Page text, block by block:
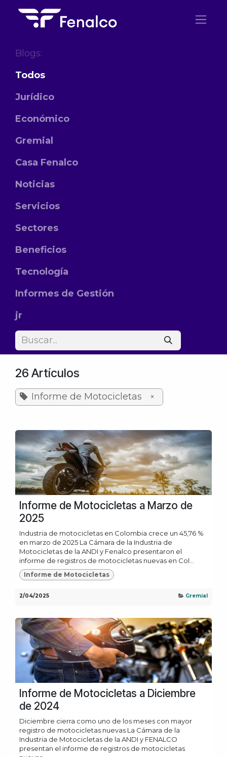
Blogs:
Todos
Jurídico
Económico
Gremial
Casa Fenalco
Noticias
Servicios
Sectores
Beneficios
Tecnología
Informes de Gestión
jr
26 Artículos
Informe de Motocicletas ×
Informe de Motocicletas a Marzo de
2025
Industria de motocicletas en Colombia crece un 45,76 %
en marzo de 2025 La Cámara de la Industria de
Motocicletas de la ANDI y Fenalco presentaron el
informe de registros de motocicletas nuevas en Col...
Informe de Motocicletas
2/04/2025 Gremial
Informe de Motocicletas a Diciembre
de 2024
Diciembre cierra como uno de los meses con mayor
registro de motocicletas nuevas La Cámara de la
Industria de Motocicletas de la ANDI y FENALCO
presentan el informe de registros de motocicletas